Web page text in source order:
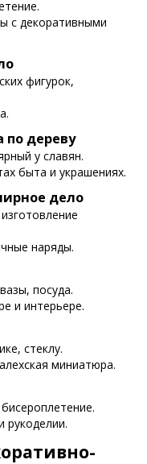
с декоративными
фигурок,
по дереву
у славян.
быта и украшениях.
дело
наряды.
посуда.
и интерьере.
стеклу.
миниатюра.
рукоделии.